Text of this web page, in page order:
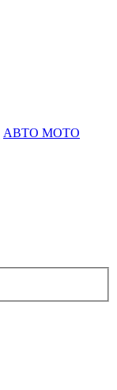
АВТО МОТО